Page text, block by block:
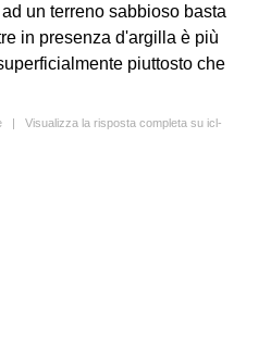
un terreno sabbioso basta
in presenza d'argilla è più
piuttosto che
| Visualizza la risposta completa su icl-